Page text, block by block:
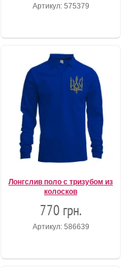
Артикул: 575379
Лонгслив поло с тризубом из
колосков
770 грн.
Артикул: 586639